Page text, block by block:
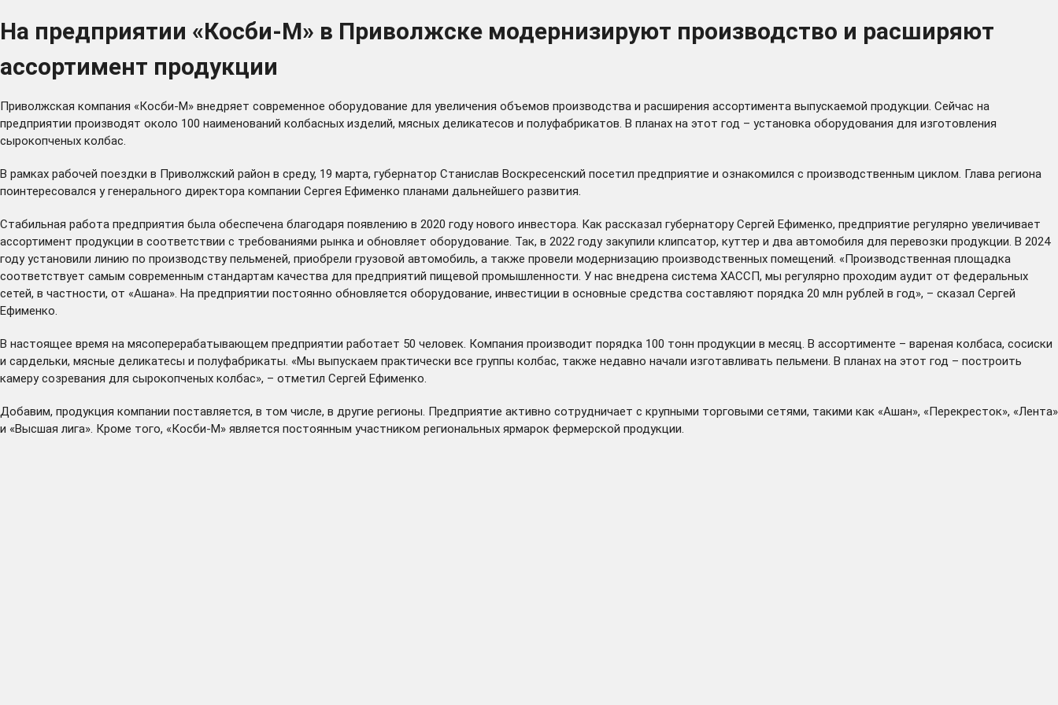
На предприятии «Косби-М» в Приволжске модернизируют производство и расширяют
ассортимент продукции
Приволжская компания «Косби-М» внедряет современное оборудование для увеличения объемов производства и расширения ассортимента выпускаемой продукции. Сейчас на
предприятии производят около 100 наименований колбасных изделий, мясных деликатесов и полуфабрикатов. В планах на этот год – установка оборудования для изготовления
сырокопченых колбас.
В рамках рабочей поездки в Приволжский район в среду, 19 марта, губернатор Станислав Воскресенский посетил предприятие и ознакомился с производственным циклом. Глава региона
поинтересовался у генерального директора компании Сергея Ефименко планами дальнейшего развития.
Стабильная работа предприятия была обеспечена благодаря появлению в 2020 году нового инвестора. Как рассказал губернатору Сергей Ефименко, предприятие регулярно увеличивает
ассортимент продукции в соответствии с требованиями рынка и обновляет оборудование. Так, в 2022 году закупили клипсатор, куттер и два автомобиля для перевозки продукции. В 2024
году установили линию по производству пельменей, приобрели грузовой автомобиль, а также провели модернизацию производственных помещений. «Производственная площадка
соответствует самым современным стандартам качества для предприятий пищевой промышленности. У нас внедрена система ХАССП, мы регулярно проходим аудит от федеральных
сетей, в частности, от «Ашана». На предприятии постоянно обновляется оборудование, инвестиции в основные средства составляют порядка 20 млн рублей в год», – сказал Сергей
Ефименко.
В настоящее время на мясоперерабатывающем предприятии работает 50 человек. Компания производит порядка 100 тонн продукции в месяц. В ассортименте – вареная колбаса, сосиски
и сардельки, мясные деликатесы и полуфабрикаты. «Мы выпускаем практически все группы колбас, также недавно начали изготавливать пельмени. В планах на этот год – построить
камеру созревания для сырокопченых колбас», – отметил Сергей Ефименко.
Добавим, продукция компании поставляется, в том числе, в другие регионы. Предприятие активно сотрудничает с крупными торговыми сетями, такими как «Ашан», «Перекресток», «Лента»
и «Высшая лига». Кроме того, «Косби-М» является постоянным участником региональных ярмарок фермерской продукции.